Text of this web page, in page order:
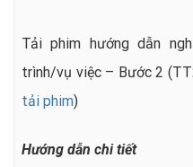
Tải phim hướng dẫn
trình/vụ việc – Bước 2
tải phim)
Hướng dẫn chi tiết